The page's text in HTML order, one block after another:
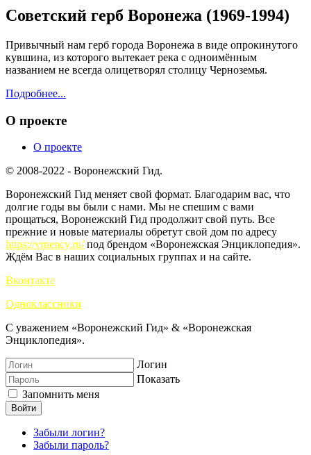
Советский герб Воронежа (1969-1994)
Привычный нам герб города Воронежа в виде опрокинутого
кувшина, из которого вытекает река с одноимённым
названием не всегда олицетворял столицу Черноземья.
Подробнее...
О проекте
О проекте
© 2008-2022 - Воронежский Гид.
Воронежский Гид меняет свой формат. Благодарим вас, что
долгие годы вы были с нами. Мы не спешим с вами
прощаться, Воронежский Гид продолжит свой путь. Все
прежние и новые материалы обретут свой дом по адресу
https://vrnency.ru/под брендом «Воронежская Энциклопедия».
Ждём Вас в наших социальных группах и на сайте.
Вконтакте
Одноклассники
С уважением «Воронежский Гид» & «Воронежская
Энциклопедия».
Логин
Показать
Запомнить меня
Войти
Забыли логин?
Забыли пароль?